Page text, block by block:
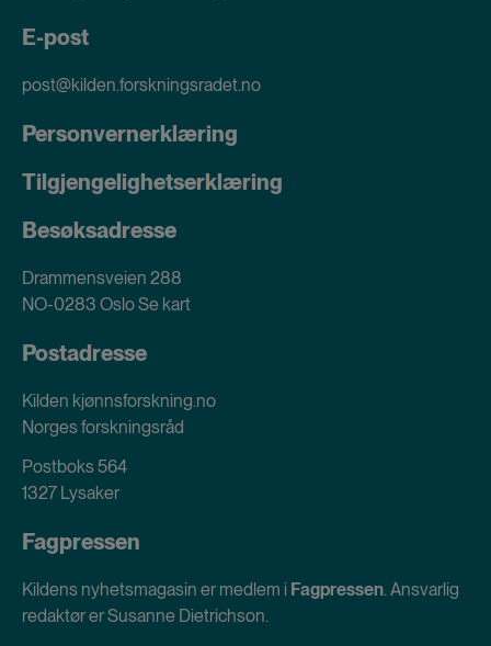
E-post
post@kilden.forskningsradet.no
Personvernerklæring
Tilgjengelighetserklæring
Besøksadresse
Drammensveien 288
NO-0283 OsloSe kart
Postadresse
Kilden kjønnsforskning.no
Norges forskningsråd
Postboks 564
1327 Lysaker
Fagpressen
Kildens nyhetsmagasin er medlem i Fagpressen. Ansvarlig
redaktør er Susanne Dietrichson.